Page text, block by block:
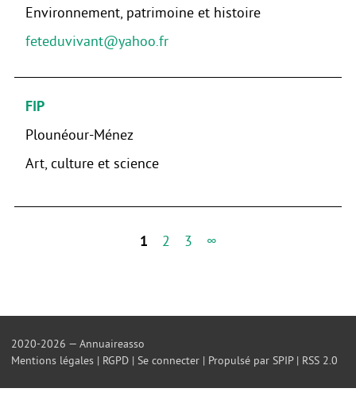
Environnement, patrimoine et histoire
feteduvivant@yahoo.fr
FIP
Plounéour-Ménez
Art, culture et science
1 2 3 ∞
2020-2026 — Annuaireasso
Mentions légales | RGPD |Se connecter | Propulsé par SPIP| RSS 2.0